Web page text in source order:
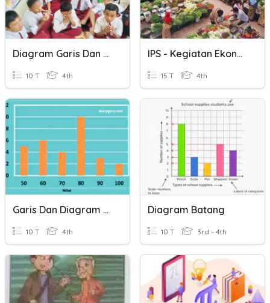
Diagram Garis Dan Batang
10 T 4th
IPS - Kegiatan Ekonomi
15 T 4th
Garis Dan Diagram Batang
10 T 4th
Diagram Batang
10 T 3rd - 4th